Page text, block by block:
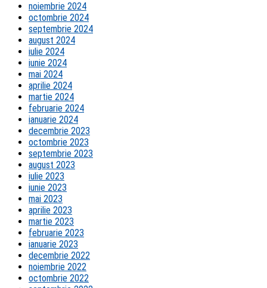
noiembrie 2024
octombrie 2024
septembrie 2024
august 2024
iulie 2024
iunie 2024
mai 2024
aprilie 2024
martie 2024
februarie 2024
ianuarie 2024
decembrie 2023
octombrie 2023
septembrie 2023
august 2023
iulie 2023
iunie 2023
mai 2023
aprilie 2023
martie 2023
februarie 2023
ianuarie 2023
decembrie 2022
noiembrie 2022
octombrie 2022